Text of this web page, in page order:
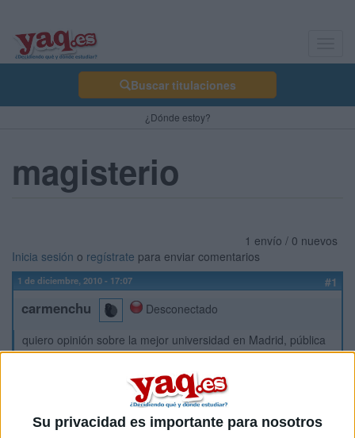
Su privacidad es importante para nosotros
Buscar titulaciones
¿Dónde estoy?
magisterio
1 envío / 0 nuevos
Inicia sesión o regístrate para enviar comentarios
1 de diciembre, 2010 - 17:07 #1
carmenchu
Desconectado
quiero opinión sobre la mejor universidad en Madrid, pública
o privada, para estudiar educación primaria bilingue
Etiquetas: